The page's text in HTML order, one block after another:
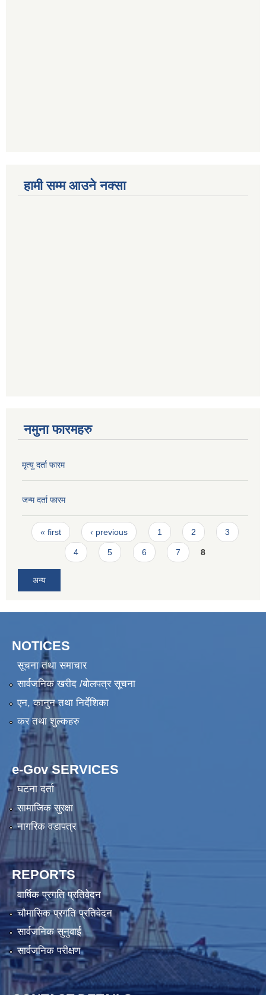
हामी सम्म आउने नक्सा
नमुना फारमहरु
मृत्यु दर्ता फारम
जन्म दर्ता फारम
Pages
« first ‹ previous 1 2 3
4 5 6 7 8
अन्य
NOTICES
सूचना तथा समाचार
सार्वजनिक खरीद /बोलपत्र सूचना
एन, कानुन तथा निर्देशिका
कर तथा शुल्कहरु
e-Gov SERVICES
घटना दर्ता
सामाजिक सुरक्षा
नागरिक वडापत्र
REPORTS
वार्षिक प्रगति प्रतिवेदन
चौमासिक प्रगति प्रतिवेदन
सार्वजनिक सुनुवाई
सार्वजनिक परीक्षण